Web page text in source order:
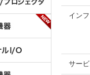
イン
サー